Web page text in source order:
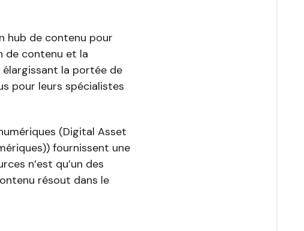
hub de contenu pour
de contenu et la
la portée de
pour leurs spécialistes
(Digital Asset
fournissent une
n’est qu’un des
résout dans le